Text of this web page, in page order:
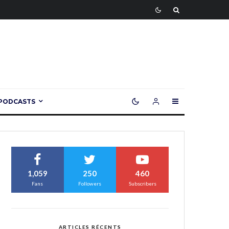
1,059
Fans
250
Followers
460
Subscribers
ARTICLES RÉCENTS